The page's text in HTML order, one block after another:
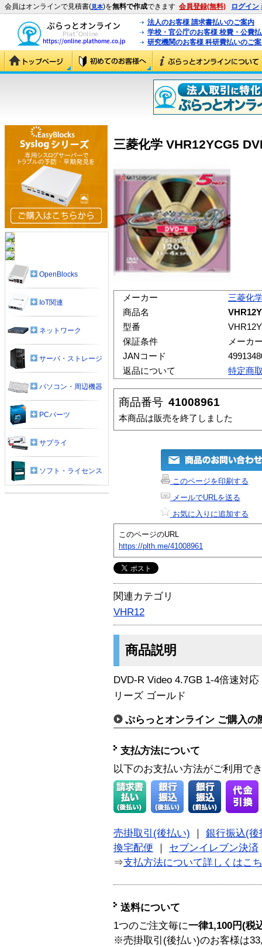
会員はオンラインで見積書(見本)を無料で作成できます 会員登録(無料) ログイン
法人のお客様 請求書払いのご案内
学校・官公庁のお客様 校費・公費
研究機関のお客様 科研費払いのご
三菱化学 VHR12YCG5
メーカー
三菱化
商品名
型番
保証条件
メーカ
JANコード
返品について
特定商
商品番号 41008961
本商品は販売を終了しました
このページを印刷する
メールでURLを送る
お気に入りに追加する
このページのURL
https://plth.me/41008961
関連カテゴリ
VHR12
商品説明
DVD-R Video 4.7GB 1-4倍速対
リーズ ゴールド
ぷらっとオンライン ご購入の
支払方法について
以下のお支払い方法がご利用で
売掛取引(後払い)
銀行振込(後
換宅配便
セブンイレブン決済
⇒支払方法について詳しくはこ
送料について
1つのご注文毎に一律1,100円(税
※売掛取引(後払い)のお客様は
OpenBlocks
IoT関連
ネットワーク
サーバ・ストレージ
パソコン・周辺機器
PCパーツ
サプライ
ソフト・ライセンス